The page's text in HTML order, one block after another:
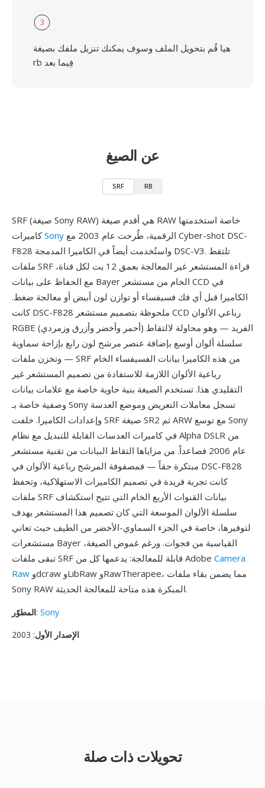
3
هيا قُم بتحويل الملف وسوف يمكنك تنزيل ملفك بصيغة
rb فِيما بعد
عن الصيغ
SRF RB
SRF (صيغة Sony RAW) هي أقدم صيغة RAW خاصة استخدمتها
كاميراتSony
F828 واستُخدمت أيضاً في الكاميرا المدمجة DSC-V3. تلتقط
ملفات SRF قراءة المستشعر غير المعالجة بعمق 12 بت لكل قناة،
مع الحفاظ على بيانات Bayer الخام من مستشعر CCD في
الكاميرا قبل أي فك فسيفساء أو توازن لون أبيض أو معالجة ضغط.
كانت DSC-F828 ملحوظة بتصميم مستشعر CCD رباعي الألوان
RGBE (أحمر وأخضر وأزرق وزمردي) الفريد — وهو محاولة لالتقاط
سلسلة ألوان أوسع بإضافة عنصر مرشح لون رابع بإزاحة سماوية
— وتخزن ملفات SRF من هذه الكاميرا بيانات الفسيفساء الخام
رباعية الألوان اللازمة للاستفادة من تصميم المستشعر غير
التقليدي هذا. تستخدم الصيغة بنية حاوية خاصة مع علامات بيانات
وصفية خاصة بـ Sony تسجل معاملات التعريض وموضع العدسة
وإعدادات الكاميرا. خلفت SRF صيغة SR2 ثم ARW مع توسع Sony
في كاميرات العدسات القابلة للتبديل مع نظام Alpha DSLR من
عام 2006 فصاعداً. من مزاياها التقاط البيانات من تقنية مستشعر
مبتكرة حقاً — فمصفوفة المرشح رباعية الألوان في DSC-F828
كانت تجربة فريدة في تصميم الكاميرات الاستهلاكية، وتحفظ
ملفات SRF بيانات القنوات الأربع الخام التي تتيح استكشاف
سلسلة الألوان الموسعة التي كان تصميم هذا المستشعر يهدف
لتوفيرها، خاصة في الجزء السماوي-الأخضر من الطيف حيث تعاني
مستشعرات Bayer القياسية من فجوات. ورغم غموض الصيغة،
تبقى ملفات SRF قابلة للمعالجة: يدعمها كل من Adobe Camera
Raw
Sony RAW المبكرة هذه متاحة للمعالجة الحديثة.
المطوّر: Sony
الإصدار الأول: 2003
تحويلات ذات صلة